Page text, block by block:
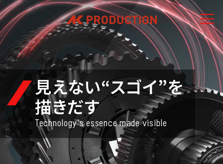
見えない“スゴイ”を
描きだす
Technology's essence made visible